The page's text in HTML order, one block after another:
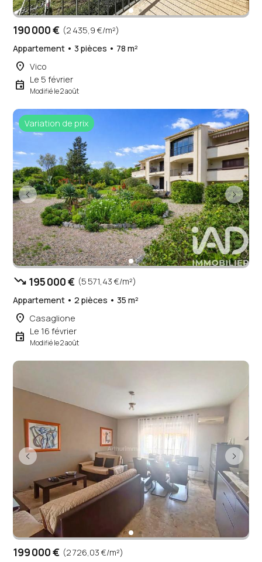
190 000 € (2 435,9 €/m²)
Appartement • 3 pièces • 78 m²
place Vico
event Le 5 février
Modifié le 2 août
Variation de prix
trending_down 195 000 € (5 571,43 €/m²)
Appartement • 2 pièces • 35 m²
place Casaglione
event Le 16 février
Modifié le 2 août
199 000 € (2 726,03 €/m²)